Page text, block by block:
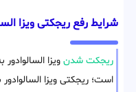
شرایط رفع ریجکتی ویزا
ریجکت شدن ویزا
است؛ ریجکتی ویزا